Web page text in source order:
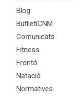
Blog
ButlletíCNM
Comunicats
Fitness
Frontó
Natació
Normatives